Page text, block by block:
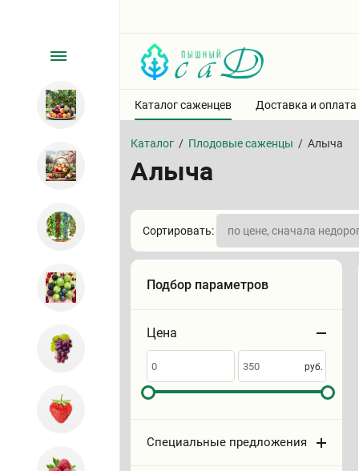
Каталог саженцев Доставка и оплата
Каталог / Плодовые саженцы / Алыча
Алыча
Сортировать:
Подбор параметров
Цена
Сортировать
по
руб.
Специальные предложения